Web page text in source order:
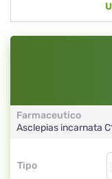
Farmaceutico
Asclepias incarnata
Tipo